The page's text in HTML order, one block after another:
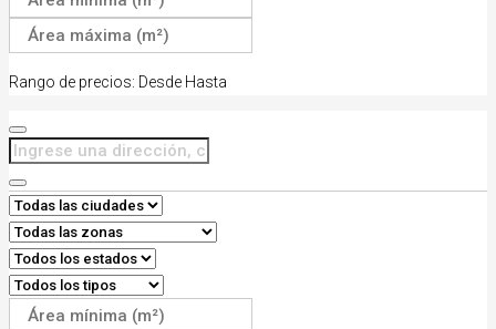
Rango de precios: Desde Hasta